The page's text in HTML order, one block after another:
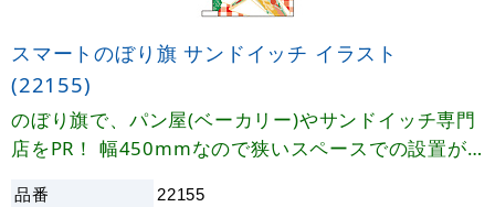
スマートのぼり旗 サンドイッチ イラスト
(22155)
のぼり旗で、パン屋(ベーカリー)やサンドイッチ専門
店をPR！ 幅450mmなので狭いスペースでの設置が
品番 22155